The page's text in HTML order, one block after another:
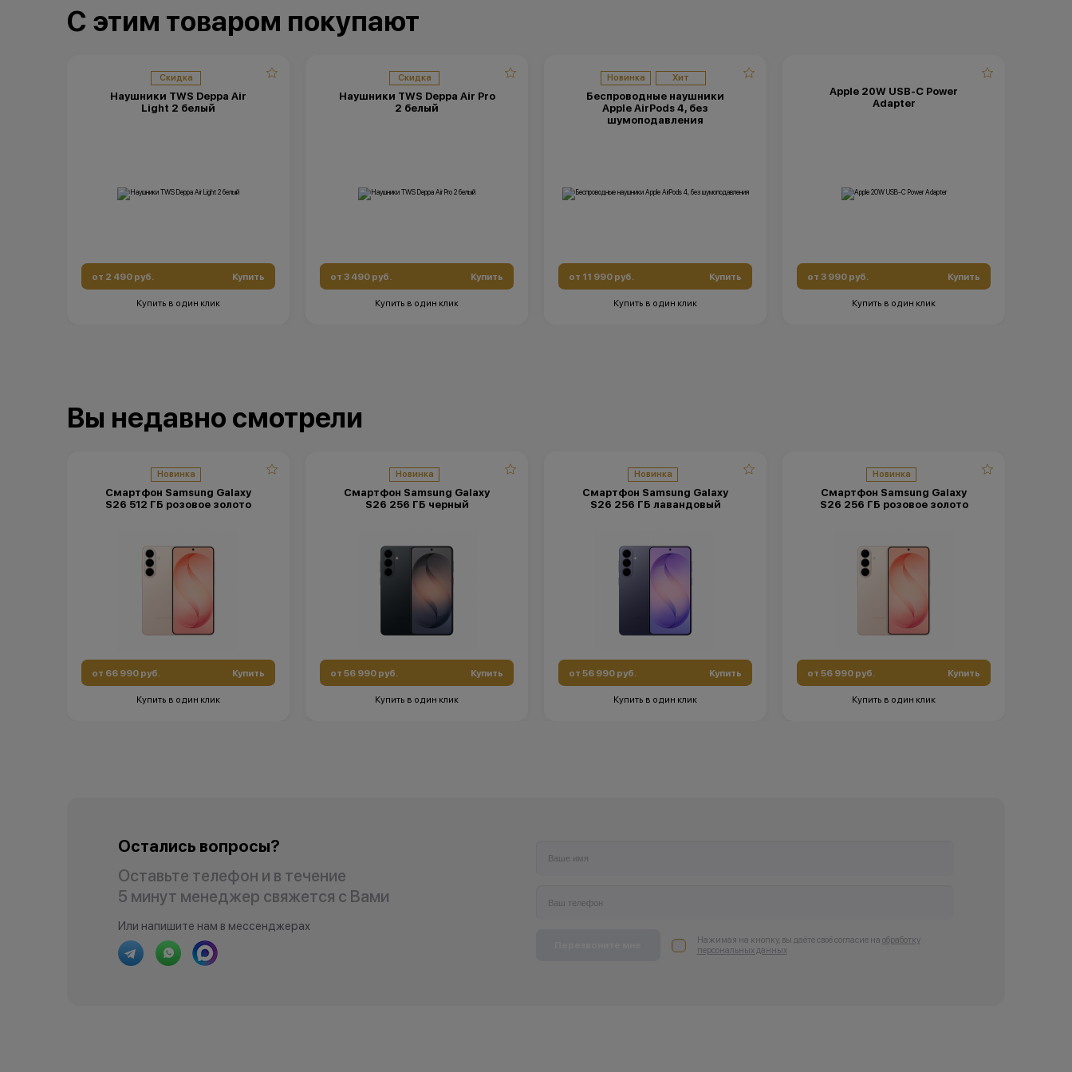
С этим товаром покупают
Скидка
Наушники TWS Deppa Air
Light 2 белый
от 2 490 руб. Купить
Купить в один клик
Скидка
Наушники TWS Deppa Air Pro
2 белый
от 3 490 руб. Купить
Купить в один клик
Новинка Хит
Беспроводные наушники
Apple AirPods 4, без
шумоподавления
от 11 990 руб. Купить
Купить в один клик
Apple 20W USB-C Power
Adapter
от 3 990 руб. Купить
Купить в один клик
Вы недавно смотрели
Новинка
Смартфон Samsung Galaxy
S26 512 ГБ розовое золото
от 66 990 руб. Купить
Купить в один клик
Новинка
Смартфон Samsung Galaxy
S26 256 ГБ черный
от 56 990 руб. Купить
Купить в один клик
Новинка
Смартфон Samsung Galaxy
S26 256 ГБ лавандовый
от 56 990 руб. Купить
Купить в один клик
Новинка
Смартфон Samsung Galaxy
S26 256 ГБ розовое золото
от 56 990 руб. Купить
Купить в один клик
Остались вопросы?
Оставьте телефон и в течение
5 минут менеджер свяжется с Вами
Или напишите нам в мессенджерах
Нажимая на кнопку, вы даёте своё согласие на обработку
персональных данных